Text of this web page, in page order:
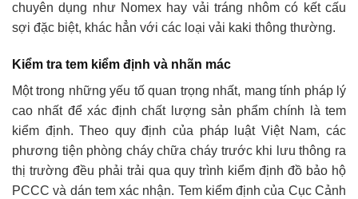
chuyên dụng như Nomex hay vải tráng nhôm có kết cấu
sợi đặc biệt, khác hẳn với các loại vải kaki thông thường.
Kiểm tra tem kiểm định và nhãn mác
Một trong những yếu tố quan trọng nhất, mang tính pháp lý
cao nhất để xác định chất lượng sản phẩm chính là tem
kiểm định. Theo quy định của pháp luật Việt Nam, các
phương tiện phòng cháy chữa cháy trước khi lưu thông ra
thị trường đều phải trải qua quy trình kiểm định đồ bảo hộ
PCCC và dán tem xác nhận. Tem kiểm định của Cục Cảnh